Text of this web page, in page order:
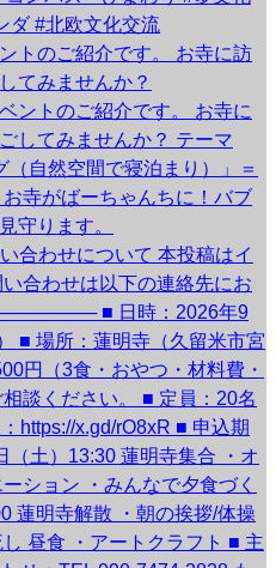
トのご紹介です。 お寺に訪
てみませんか？